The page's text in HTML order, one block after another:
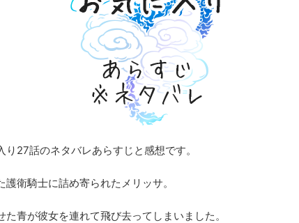
り27話のネタバレあらすじと感想です。
護衛騎士に詰め寄られたメリッサ。
た青が彼女を連れて飛び去ってしまいました。